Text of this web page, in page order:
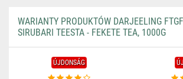
WARIANTY PRODUKTÓW DARJEELING
SIRUBARI TEESTA - FEKETE TEA, 1000G
ÚJDONSÁG